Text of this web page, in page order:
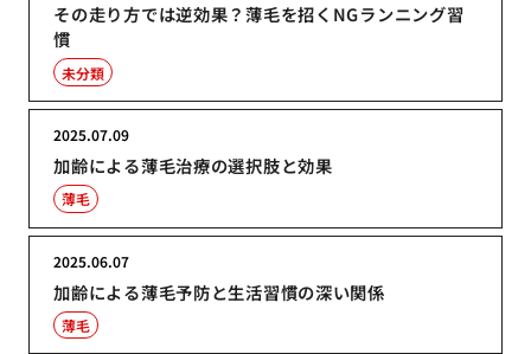
その走り方では逆効果？薄毛を招くNGランニング習
慣
未分類
加齢による薄毛治療の選択肢と効果
2025.07.09
薄毛
加齢による薄毛予防と生活習慣の深い関係
2025.06.07
薄毛